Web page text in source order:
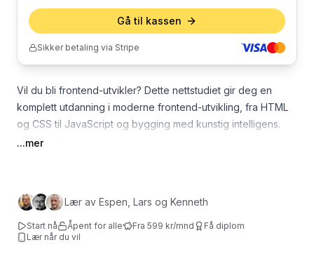
Gå til kassen
Sikker betaling via Stripe
Vil du bli frontend-utvikler? Dette nettstudiet gir deg en
komplett utdanning i moderne frontend-utvikling, fra HTML
og CSS til JavaScript og bygging med kunstig intelligens.
Gjennom åtte kurs og over 30 timer med video bygger du
Du starter med grunnmuren: koderedigereren Visual Studio
CSS-selektorer og CSS-animasjoner. Når du mestrer layout
...mer
Lær av Espen, Lars og Kenneth
Start nå Åpent for alle Fra 599 kr/mnd
Få diplom
Lær når du vil